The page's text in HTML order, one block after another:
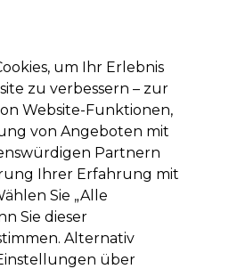
Anmelden
Elektrogeräte Saloneinrichtung
und Lieferzeiten
erfahren
um Ihr Erlebnis
zu verbessern – zur
Website-Funktionen,
von Angeboten mit
Partnern
Ihrer Erfahrung mit
Sie „Alle
Sie dieser
Alternativ
über